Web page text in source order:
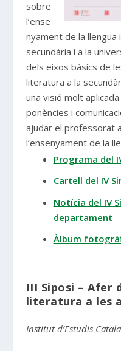
sobre
l’ense
nyament de la llengua
secundària i a la
dels eixos bàsics de
literatura a la
una visió molt
ponències i
ajudar el professorat
l’ensenyament de la
Programa del
Cartell del IV
Notícia del IV
departament
Àlbum
III Siposi – Afer
literatura a les
Institut d’Estudis